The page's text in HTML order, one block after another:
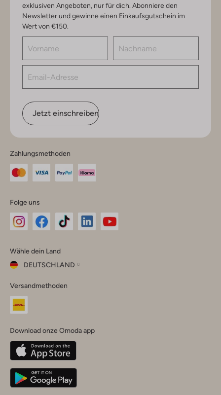
exklusiven Angeboten, nur für dich. Abonniere den
Newsletter und gewinne einen Einkaufsgutschein im
Wert von €150.
Jetzt einschreiben
Zahlungsmethoden
Folge uns
Instagram
Facebook
TikTok
Wähle dein Land
DEUTSCHLAND
dein
Land
Belgique(Français)
Deutschland
Versandmethoden
Download onze Omoda app